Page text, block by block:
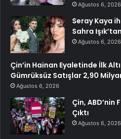
Ağustos 6, 2026
Seray Kaya
Sahra
Ağustos 6, 2026
Çin’in Hainan Eyaletinde İlk
Gümrüksüz Satışlar 2,90
Ağustos 6, 2026
Çin, ABD’nin
Çıktı
Ağustos 6, 2026